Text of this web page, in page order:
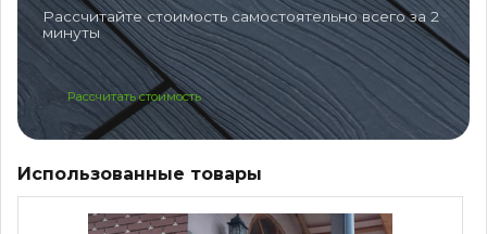
Рассчитайте стоимость самостоятельно всего за 2
минуты
Рассчитать стоимость
Использованные товары